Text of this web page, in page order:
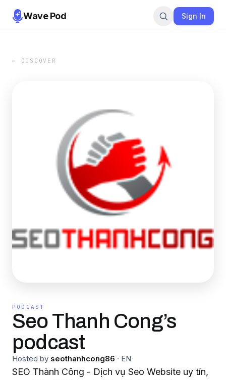
Wave Pod Sign In
← DISCOVER
PODCAST
Seo Thanh Cong’s
podcast
Hosted by seothanhcong86 · EN
SEO Thành Công - Dịch vụ Seo Website uy tín,